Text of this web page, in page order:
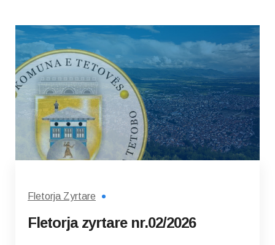
Fletorja Zyrtare
Fletorja zyrtare nr.02/2026